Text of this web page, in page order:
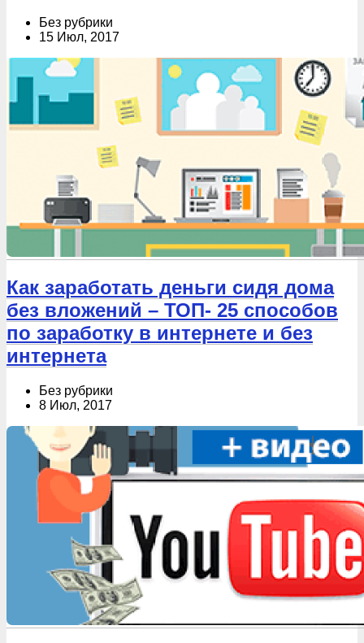
Без рубрики
15 Июл, 2017
Как заработать деньги сидя дома
без вложений – ТОП- 25 способов
по заработку в интернете и без
интернета
Без рубрики
8 Июл, 2017